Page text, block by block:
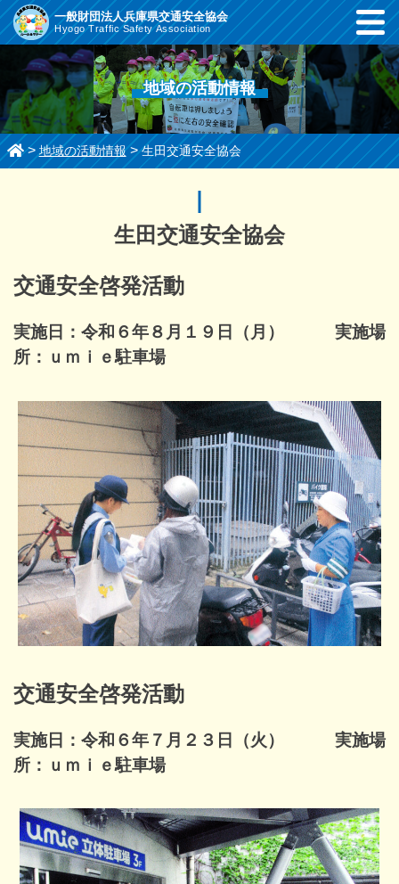
コ
ン
ツ
ま
で
ス
一般財団法人兵庫県交通安全協会
Hyogo Traffic Safety Association
地域の活動情報
>地域の活動情報>生田交通安全協会
生田交通安全協会
交通安全啓発活動
実施日：令和６年８月１９日（月） 実施場
所：ｕｍｉｅ駐車場
交通安全啓発活動
実施日：令和６年７月２３日（火） 実施場
所：ｕｍｉｅ駐車場